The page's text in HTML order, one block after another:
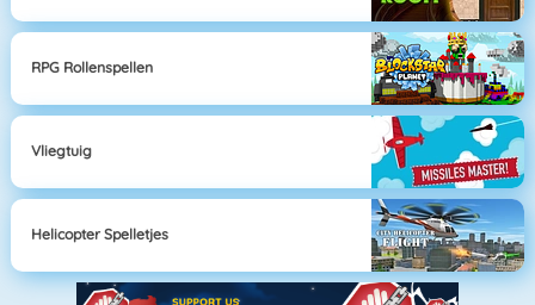
RPG Rollenspellen
Vliegtuig
Helicopter Spelletjes